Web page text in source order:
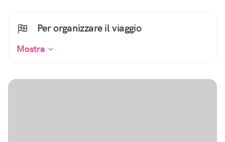
Per organizzare il viaggio
Mostra